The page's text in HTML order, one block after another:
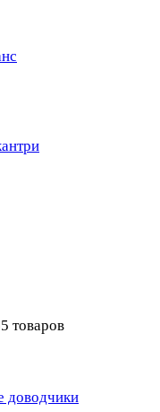
товаров
доводчики